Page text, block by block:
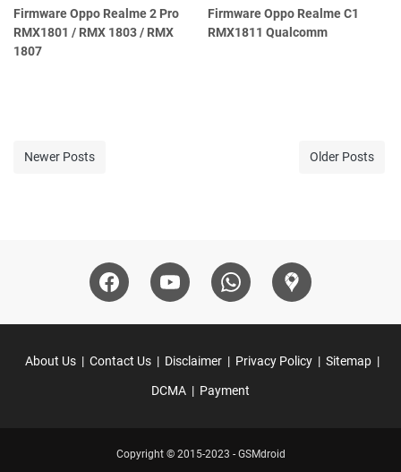
Firmware Oppo Realme 2 Pro
RMX1801 / RMX 1803 / RMX
1807
Firmware Oppo Realme C1
RMX1811 Qualcomm
Newer Posts Older Posts
About Us Contact Us Disclaimer Privacy Policy Sitemap
DCMA Payment
Copyright © 2015-2023 - GSMdroid